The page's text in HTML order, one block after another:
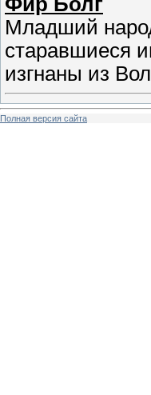
Младший
старавшиеся
изгнаны из
Полная версия сайта